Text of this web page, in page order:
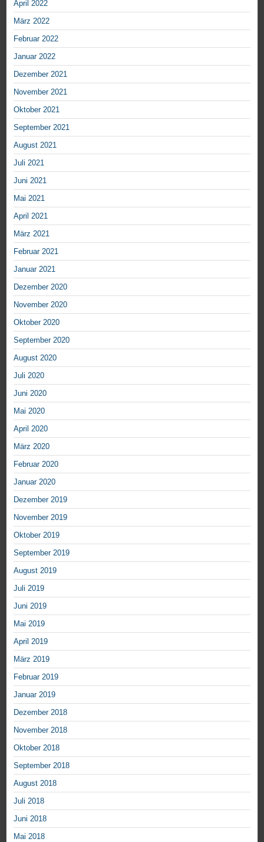
April 2022
März 2022
Februar 2022
Januar 2022
Dezember 2021
November 2021
Oktober 2021
September 2021
August 2021
Juli 2021
Juni 2021
Mai 2021
April 2021
März 2021
Februar 2021
Januar 2021
Dezember 2020
November 2020
Oktober 2020
September 2020
August 2020
Juli 2020
Juni 2020
Mai 2020
April 2020
März 2020
Februar 2020
Januar 2020
Dezember 2019
November 2019
Oktober 2019
September 2019
August 2019
Juli 2019
Juni 2019
Mai 2019
April 2019
März 2019
Februar 2019
Januar 2019
Dezember 2018
November 2018
Oktober 2018
September 2018
August 2018
Juli 2018
Juni 2018
Mai 2018